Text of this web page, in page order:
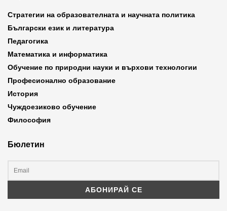
Стратегии на образователната и научната политика
Български език и литература
Педагогика
Математика и информатика
Обучение по природни науки и върхови технологии
Професионално образование
История
Чуждоезиково обучение
Философия
Бюлетин